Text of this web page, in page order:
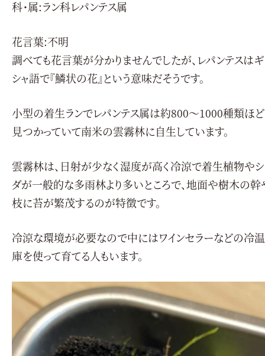
科・属:ラン科レパンテス属
花言葉:不明
調べても花言葉が分かりませんでしたが、レパンテスは
シャ語で『鱗状の花』という意味だそうです。
小型の着生ランでレパンテス属は約800〜1000種類ほど
見つかっていて南米の雲霧林に自生しています。
雲霧林は、日射が少なく湿度が高く冷涼で着生植物やシ
ダが一般的な多雨林より多いところで、地面や樹木の幹
枝に苔が繁茂するのが特徴です。
冷涼な環境が必要なので中にはワインセラーなどの冷温
庫を使って育てる人もいます。